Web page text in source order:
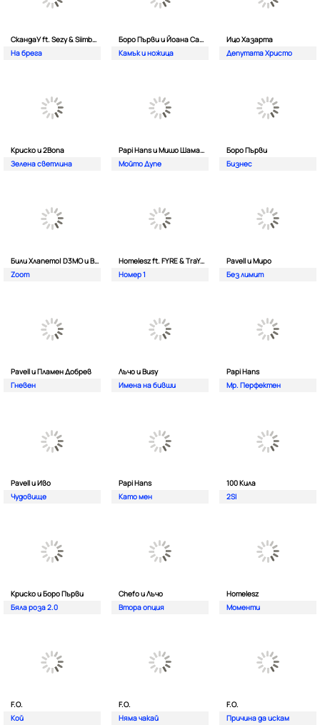
СкандаУ ft. Sezy & Siimbad
На брега
Боро Първи и Йоана Сашова
Камък и ножица
Ицо Хазарта
Депутата Христо
Криско и 2Bona
Зелена светлина
Papi Hans и Мишо Шамара
Мойто Дупе
Боро Първи
Бизнес
Били Хлапето| D3MO и BREVIS
Zoom
Homelesz ft. FYRE & TraYan
Номер 1
Pavell и Миро
Без лимит
Pavell и Пламен Добрев
Гневен
Лъчо и Busy
Имена на бивши
Papi Hans
Мр. Перфектен
Pavell и Иво
Чудовище
Papi Hans
Като мен
100 Кила
2SI
Криско и Боро Първи
Бяла роза 2.0
Chefo и Лъчо
Втора опция
Homelesz
Моменти
F.O.
Кой
F.O.
Няма чакай
F.O.
Причина да искам